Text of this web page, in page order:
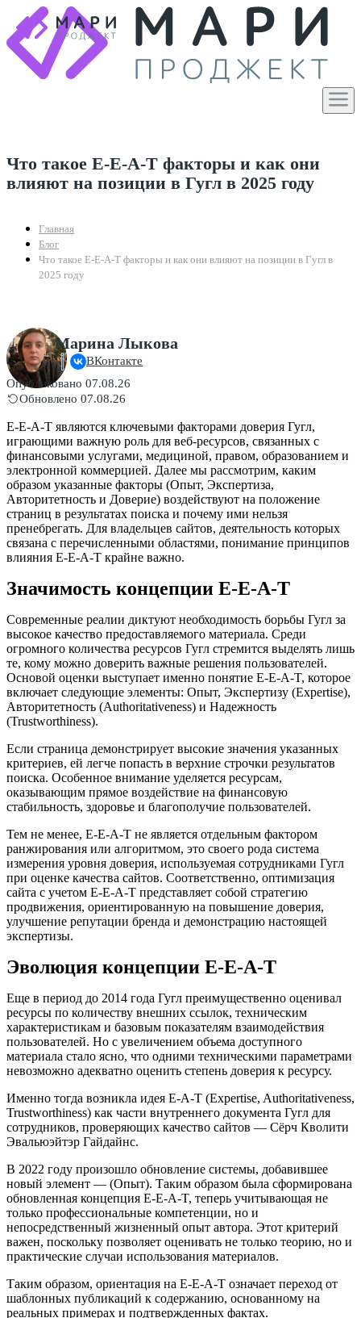
Что такое Е-Е-А-T факторы и как они
влияют на позиции в Гугл в 2025 году
Главная
Блог
Что такое Е-Е-А-T факторы и как они влияют на позиции в Гугл в
2025 году
Марина Лыкова
ВКонтакте
Опубликовано 07.08.26
Обновлено 07.08.26
E-E-A-T являются ключевыми факторами доверия Гугл,
играющими важную роль для веб-ресурсов, связанных с
финансовыми услугами, медициной, правом, образованием и
электронной коммерцией. Далее мы рассмотрим, каким
образом указанные факторы (Опыт, Экспертиза,
Авторитетность и Доверие) воздействуют на положение
страниц в результатах поиска и почему ими нельзя
пренебрегать. Для владельцев сайтов, деятельность которых
связана с перечисленными областями, понимание принципов
влияния E-E-A-T крайне важно.
Значимость концепции E-E-A-T
Современные реалии диктуют необходимость борьбы Гугл за
высокое качество предоставляемого материала. Среди
огромного количества ресурсов Гугл стремится выделять лишь
те, кому можно доверить важные решения пользователей.
Основой оценки выступает именно понятие E-E-A-T, которое
включает следующие элементы: Опыт, Экспертизу (Expertise),
Авторитетность (Authoritativeness) и Надежность
(Trustworthiness).
Если страница демонстрирует высокие значения указанных
критериев, ей легче попасть в верхние строчки результатов
поиска. Особенное внимание уделяется ресурсам,
оказывающим прямое воздействие на финансовую
стабильность, здоровье и благополучие пользователей.
Тем не менее, E-E-A-T не является отдельным фактором
ранжирования или алгоритмом, это своего рода система
измерения уровня доверия, используемая сотрудниками Гугл
при оценке качества сайтов. Соответственно, оптимизация
сайта с учетом E-E-A-T представляет собой стратегию
продвижения, ориентированную на повышение доверия,
улучшение репутации бренда и демонстрацию настоящей
экспертизы.
Эволюция концепции E-E-A-T
Еще в период до 2014 года Гугл преимущественно оценивал
ресурсы по количеству внешних ссылок, техническим
характеристикам и базовым показателям взаимодействия
пользователей. Но с увеличением объема доступного
материала стало ясно, что одними техническими параметрами
невозможно адекватно оценить степень доверия к ресурсу.
Именно тогда возникла идея E-A-T (Expertise, Authoritativeness,
Trustworthiness) как части внутреннего документа Гугл для
сотрудников, проверяющих качество сайтов — Сёрч Кволити
Эвальюэйтэр Гайдайнс.
В 2022 году произошло обновление системы, добавившее
новый элемент — (Опыт). Таким образом была сформирована
обновленная концепция E-E-A-T, теперь учитывающая не
только профессиональные компетенции, но и
непосредственный жизненный опыт автора. Этот критерий
важен, поскольку позволяет оценивать не только теорию, но и
практические случаи использования материалов.
Таким образом, ориентация на E-E-A-T означает переход от
шаблонных публикаций к содержанию, основанному на
реальных примерах и подтвержденных фактах.